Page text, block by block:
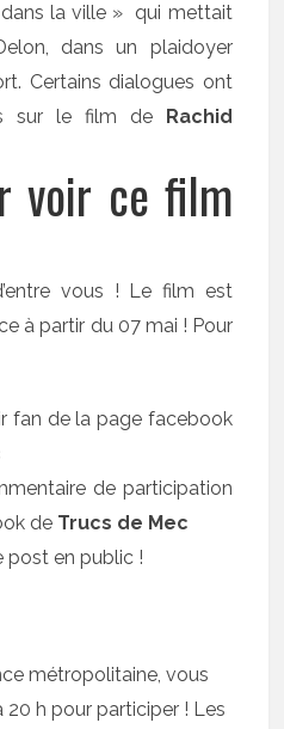
la ville » qui mettait
dans un plaidoyer
Certains dialogues ont
sur le film de Rachid
voir ce film
vous ! Le film est
à partir du 07 mai ! Pour
fan de la page facebook
de participation
de Trucs de Mec
post en public !
métropolitaine, vous
20 h pour participer ! Les